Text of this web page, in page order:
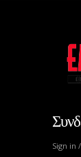
Sign in